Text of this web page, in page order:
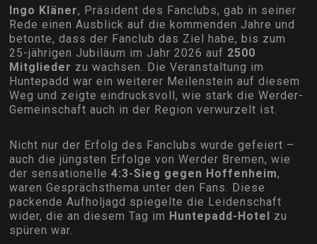
Ingo Kläner, Präsident des Fanclubs, gab in seiner
Rede einen Ausblick auf die kommenden Jahre und
betonte, dass der Fanclub das Ziel habe, bis zum
25-jährigen Jubiläum im Jahr 2026 auf 2500
Mitglieder zu wachsen. Die Veranstaltung im
Huntepadd war ein weiterer Meilenstein auf diesem
Weg und zeigte eindrucksvoll, wie stark die Werder-
Gemeinschaft auch in der Region verwurzelt ist.
Nicht nur der Erfolg des Fanclubs wurde gefeiert –
auch die jüngsten Erfolge von Werder Bremen, wie
der sensationelle4:3-Sieg gegen Hoffenheim,
waren Gesprächsthema unter den Fans. Diese
packende Aufholjagd spiegelte die Leidenschaft
wider, die an diesem Tag im Huntepadd-Hotel
zu
spüren war.